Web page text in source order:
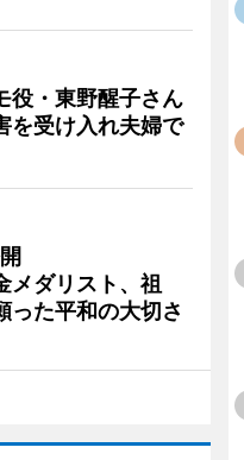
役・東野醒子さん
を受け入れ夫婦で
ダリスト、祖
った平和の大切さ